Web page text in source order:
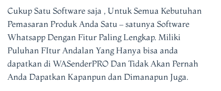
Cukup Satu Software saja , Untuk Semua Kebutuhan
Pemasaran Produk Anda Satu – satunya Software
Whatsapp Dengan Fitur Paling Lengkap. Miliki
Puluhan FItur Andalan Yang Hanya bisa anda
dapatkan di WASenderPRO Dan Tidak Akan Pernah
Anda Dapatkan Kapanpun dan Dimanapun Juga.